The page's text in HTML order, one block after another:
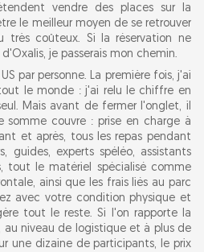
vendre des places sur la
le meilleur moyen de se retrouver
très coûteux. Si la réservation ne
je passerais mon chemin.
par personne. La première fois, j'ai
le monde : j'ai relu le chiffre en
Mais avant de fermer l'onglet, il
couvre : prise en charge à
et après, tous les repas pendant
guides, experts spéléo, assistants
tout le matériel spécialisé comme
ainsi que les frais liés au parc
avec votre condition physique et
tout le reste. Si l'on rapporte la
au niveau de logistique et à plus de
une dizaine de participants, le prix